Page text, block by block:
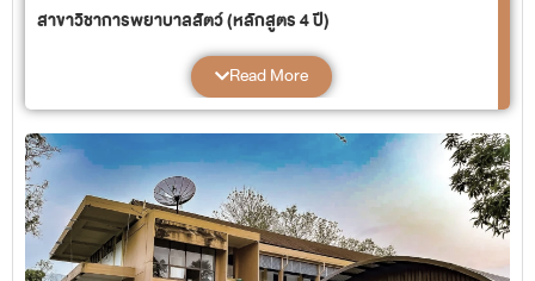
สาขาวิชาการพยาบาลสัตว์ (หลักสูตร 4 ปี)
สาขาวิชาเทคโนโลยีและนวัตกรรมการอาหาร (หลักสูตร 4 ปี และ
สาขาวิชาปัญญาประดิษฐ์และวิทยาการคำนวณ (หลักสูตร 4 ปี)
สาขาวิชาเทคโนโลยีทางเคมีและชีววิทยา (หลักสูตร 4 ปี)
แขนงวิชาเทคโนโลยีและนวัตกรรมทางชีววิทยา
แขนงวิชาเทคโนโลยีและนวัตกรรมทางเคมี
สาขาวิชาวิทยาศาสตร์และนวัตกรรมสิ่งแวดล้อม (หลักสูตร 4 ปี)
Read More